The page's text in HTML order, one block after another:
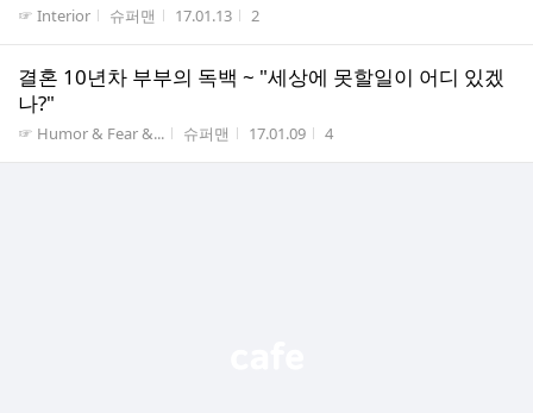
게시판명
☞ Interior 작성자
슈퍼맨 작성시간
17.01.13 조회수
2
결혼 10년차 부부의 독백 ~ "세상에 못할일이 어디 있겠
나?"
게시판명
☞ Humor & Fear &... 작성자
슈퍼맨 작성시간
17.01.09 조회수
4